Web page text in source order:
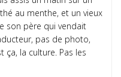
au menthe, et un vieux
son père qui vendait
pas de photo,
ça, la culture. Pas les